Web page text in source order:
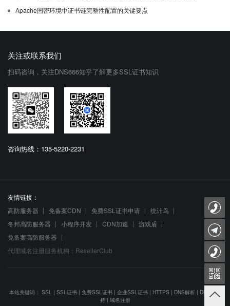
Apache国密环境中证书链完整性配置的关键要点
关注或联系我们
扫码咨询，关注DNS666知乎了解更多SSL证书知识
咨询热线：135-5220-2231
友情链接：
高防服务器
免备案CDN 免费SSL证书申请
统计鸟
冬邦高防服务器
小程序开发 CDN加速
游戏盾
免备案高防服务器
代理域名注册服务机构：ResellerClub
本站关键词： SSL | SSL证书 | 免费SSL证书 | 企业SSL证书 | HTTPS | DNS解析 | DNS防劫
持| 域名注册